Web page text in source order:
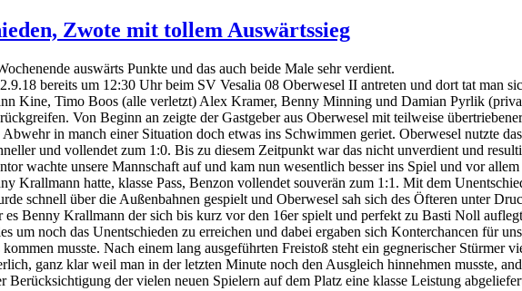
Zwote mit tollem Auswärtssieg
auswärts Punkte und das auch beide Male sehr verdient.
bereits um 12:30 Uhr beim SV Vesalia 08 Oberwesel II antreten und dort tat man
Kine, Timo Boos (alle verletzt) Alex Kramer, Benny Minning und Damian Pyrlik
Von Beginn an zeigte der Gastgeber aus Oberwesel mit teilweise
in manch einer Situation doch etwas ins Schwimmen geriet. Oberwesel nutzte
und vollendet zum 1:0. Bis zu diesem Zeitpunkt war das nicht unverdient und
wachte unsere Mannschaft auf und kam nun wesentlich besser ins Spiel und vor
Krallmann hatte, klasse Pass, Benzon vollendet souverän zum 1:1. Mit dem
schnell über die Außenbahnen gespielt und Oberwesel sah sich des Öfteren unter
Benny Krallmann der sich bis kurz vor den 16er spielt und perfekt zu Basti Noll
um noch das Unentschieden zu erreichen und dabei ergaben sich Konterchancen für
musste. Nach einem lang ausgeführten Freistoß steht ein gegnerischer
ganz klar weil man in der letzten Minute noch den Ausgleich hinnehmen musste,
Berücksichtigung der vielen neuen Spielern auf dem Platz eine klasse Leistung